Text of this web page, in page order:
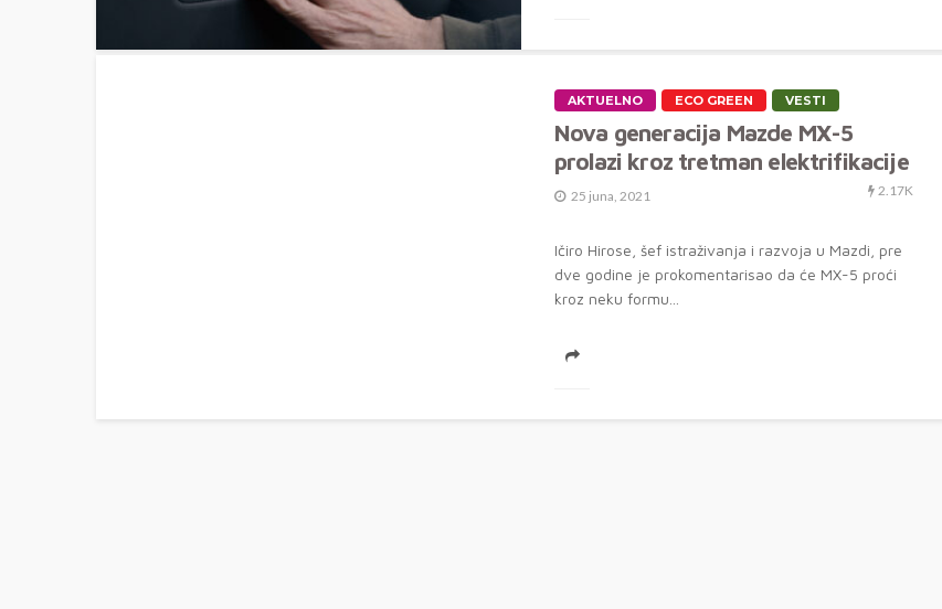
AKTUELNO ECO GREEN VESTI
Nova generacija Mazde MX-5
prolazi kroz tretman elektrifikacije
25 juna, 2021 2.17K
Ičiro Hirose, šef istraživanja i razvoja u Mazdi, pre
dve godine je prokomentarisao da će MX-5 proći
kroz neku formu...